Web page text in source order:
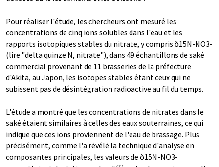
Pour réaliser l'étude, les chercheurs ont mesuré les
concentrations de cinq ions solubles dans l'eau et les
rapports isotopiques stables du nitrate, y compris δ15N-NO3-
(lire "delta quinze N, nitrate"), dans 49 échantillons de saké
commercial provenant de 11 brasseries de la préfecture
d'Akita, au Japon, les isotopes stables étant ceux qui ne
subissent pas de désintégration radioactive au fil du temps.
L'étude a montré que les concentrations de nitrates dans le
saké étaient similaires à celles des eaux souterraines, ce qui
indique que ces ions proviennent de l'eau de brassage. Plus
précisément, comme l'a révélé la technique d'analyse en
composantes principales, les valeurs de δ15N-NO3-